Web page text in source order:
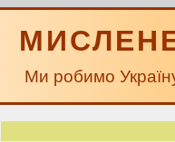
Ми робимо